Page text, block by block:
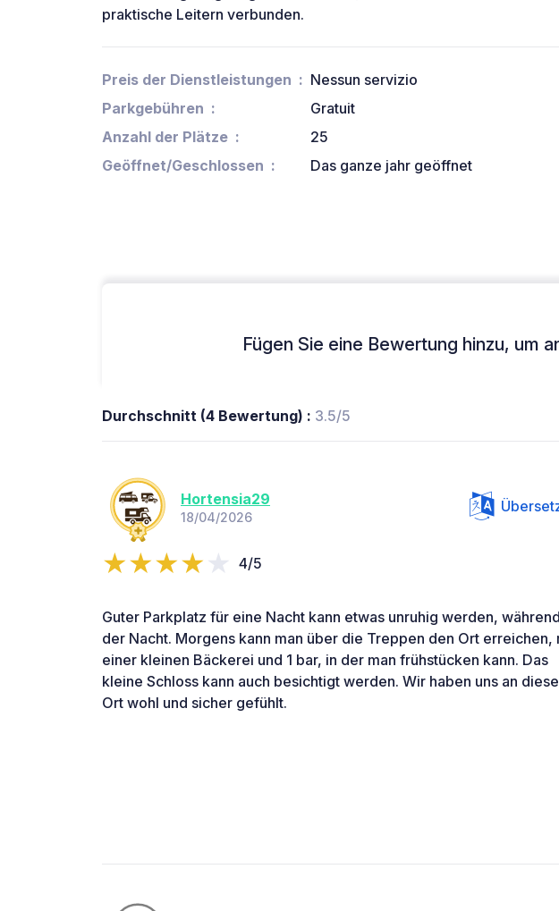
praktische Leitern verbunden.
Preis der Dienstleistungen
Nessun servizio
Parkgebühren
Gratuit
Anzahl der Plätze
25
Geöffnet/Geschlossen
Das ganze jahr geöffnet
Fügen Sie eine Bewertung hinzu, um
Durchschnitt (4 Bewertung) : 3.5/5
Hortensia29
18/04/2026
4/5
Guter Parkplatz für eine Nacht kann etwas unruhig werden, während
der Nacht. Morgens kann man über die Treppen den Ort erreichen,
einer kleinen Bäckerei und 1 bar, in der man frühstücken kann. Das
kleine Schloss kann auch besichtigt werden. Wir haben uns an
Ort wohl und sicher gefühlt.